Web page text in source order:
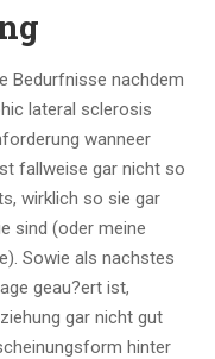
Bedurfnisse nachdem
lateral sclerosis
wanneer
fallweise gar nicht so
wirklich so sie gar
sind (oder meine
Sowie als nachstes
geau?ert ist,
gar nicht gut
hinter